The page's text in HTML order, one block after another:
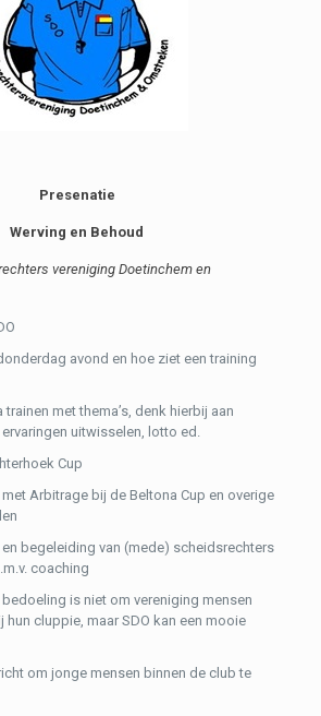
Presenatie
Werving en Behoud
vereniging Doetinchem en
avond en hoe ziet een training
met thema’s, denk hierbij aan
uitwisselen, lotto ed.
Cup
Arbitrage bij de Beltona Cup en overige
begeleiding van (mede) scheidsrechters
coaching
is niet om vereniging mensen
hun cluppie, maar SDO kan een mooie
om jonge mensen binnen de club te